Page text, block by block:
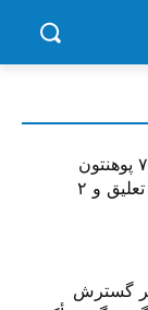
وزارت تحصیلات عالی: ۷ پوهنتون
خصوصی برای یک سال تعلیق و ۲
بر گسترش